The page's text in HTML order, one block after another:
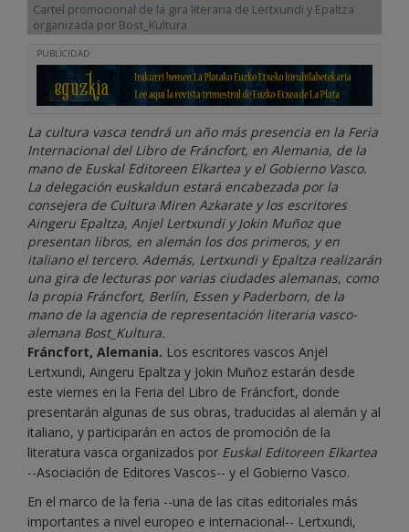
Cartel promocional de la gira literaria de Lertxundi y Epaltza
organizada por Bost_Kultura
PUBLICIDAD
La cultura vasca tendrá un año más presencia en la Feria
Internacional del Libro de Fráncfort, en Alemania, de la
mano de Euskal Editoreen Elkartea y el Gobierno Vasco.
La delegación euskaldun estará encabezada por la
consejera de Cultura Miren Azkarate y los escritores
Aingeru Epaltza, Anjel Lertxundi y Jokin Muñoz que
presentan libros, en alemán los dos primeros, y en
italiano el tercero. Además, Lertxundi y Epaltza realizarán
una gira de lecturas por varias ciudades alemanas, como
la propia Fráncfort, Berlín, Essen y Paderborn, de la
mano de la agencia de representación literaria vasco-
alemana Bost_Kultura.
Fráncfort, Alemania. Los escritores vascos Anjel
Lertxundi, Aingeru Epaltza y Jokin Muñoz estarán desde
este viernes en la Feria del Libro de Fráncfort, donde
presentarán algunas de sus obras, traducidas al alemán y al
italiano, y participarán en actos de promoción de la
literatura vasca organizados por Euskal Editoreen Elkartea
--Asociación de Editores Vascos-- y el Gobierno Vasco.
En el marco de la feria --una de las citas editoriales más
importantes a nivel europeo e internacional-- Lertxundi,